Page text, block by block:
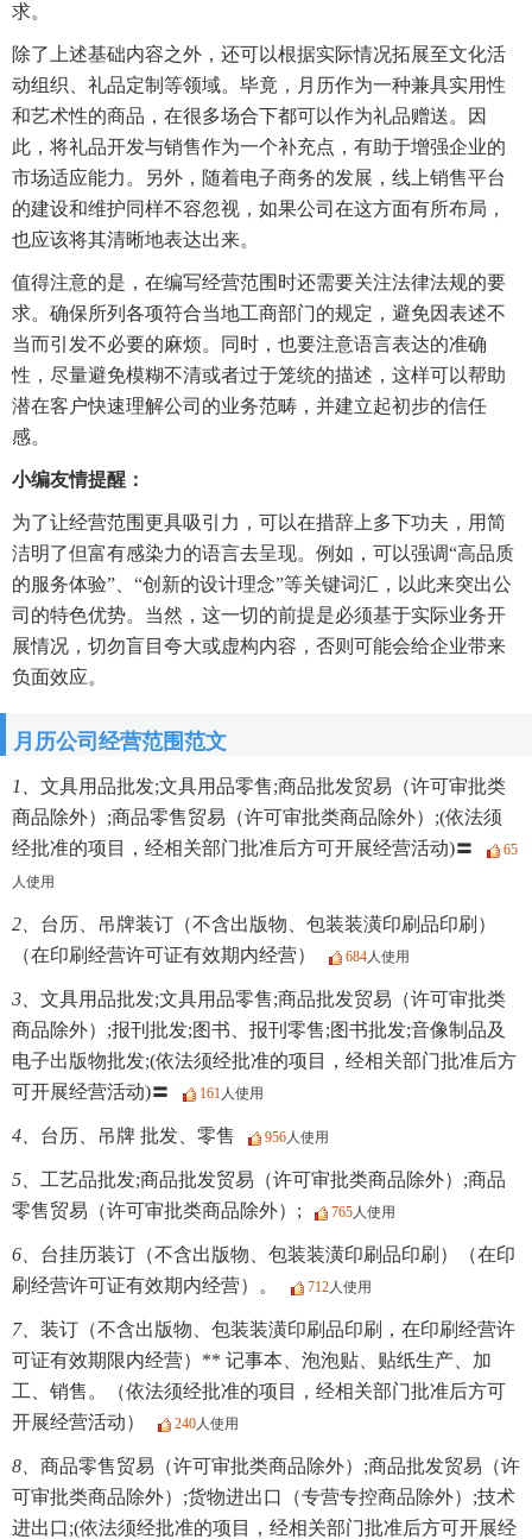
求。
除了上述基础内容之外，还可以根据实际情况拓展至文化活
动组织、礼品定制等领域。毕竟，月历作为一种兼具实用性
和艺术性的商品，在很多场合下都可以作为礼品赠送。因
此，将礼品开发与销售作为一个补充点，有助于增强企业的
市场适应能力。另外，随着电子商务的发展，线上销售平台
的建设和维护同样不容忽视，如果公司在这方面有所布局，
也应该将其清晰地表达出来。
值得注意的是，在编写经营范围时还需要关注法律法规的要
求。确保所列各项符合当地工商部门的规定，避免因表述不
当而引发不必要的麻烦。同时，也要注意语言表达的准确
性，尽量避免模糊不清或者过于笼统的描述，这样可以帮助
潜在客户快速理解公司的业务范畴，并建立起初步的信任
感。
小编友情提醒：
为了让经营范围更具吸引力，可以在措辞上多下功夫，用简
洁明了但富有感染力的语言去呈现。例如，可以强调“高品质
的服务体验”、“创新的设计理念”等关键词汇，以此来突出公
司的特色优势。当然，这一切的前提是必须基于实际业务开
展情况，切勿盲目夸大或虚构内容，否则可能会给企业带来
负面效应。
月历公司经营范围范文
1、 文具用品批发;文具用品零售;商品批发贸易（许可审批类
商品除外）;商品零售贸易（许可审批类商品除外）;(依法须
经批准的项目，经相关部门批准后方可开展经营活动)〓
65
人使用
2、 台历、吊牌装订（不含出版物、包装装潢印刷品印刷）
（在印刷经营许可证有效期内经营）
684人使用
3、 文具用品批发;文具用品零售;商品批发贸易（许可审批类
商品除外）;报刊批发;图书、报刊零售;图书批发;音像制品及
电子出版物批发;(依法须经批准的项目，经相关部门批准后方
可开展经营活动)〓
161人使用
4、 台历、吊牌 批发、零售 956人使用
5、 工艺品批发;商品批发贸易（许可审批类商品除外）;商品
零售贸易（许可审批类商品除外）;
765人使用
6、 台挂历装订（不含出版物、包装装潢印刷品印刷）（在印
刷经营许可证有效期内经营）。
712人使用
7、 装订（不含出版物、包装装潢印刷品印刷，在印刷经营许
可证有效期限内经营）** 记事本、泡泡贴、贴纸生产、加
工、销售。（依法须经批准的项目，经相关部门批准后方可
开展经营活动）
240人使用
8、 商品零售贸易（许可审批类商品除外）;商品批发贸易（许
可审批类商品除外）;货物进出口（专营专控商品除外）;技术
进出口;(依法须经批准的项目，经相关部门批准后方可开展经